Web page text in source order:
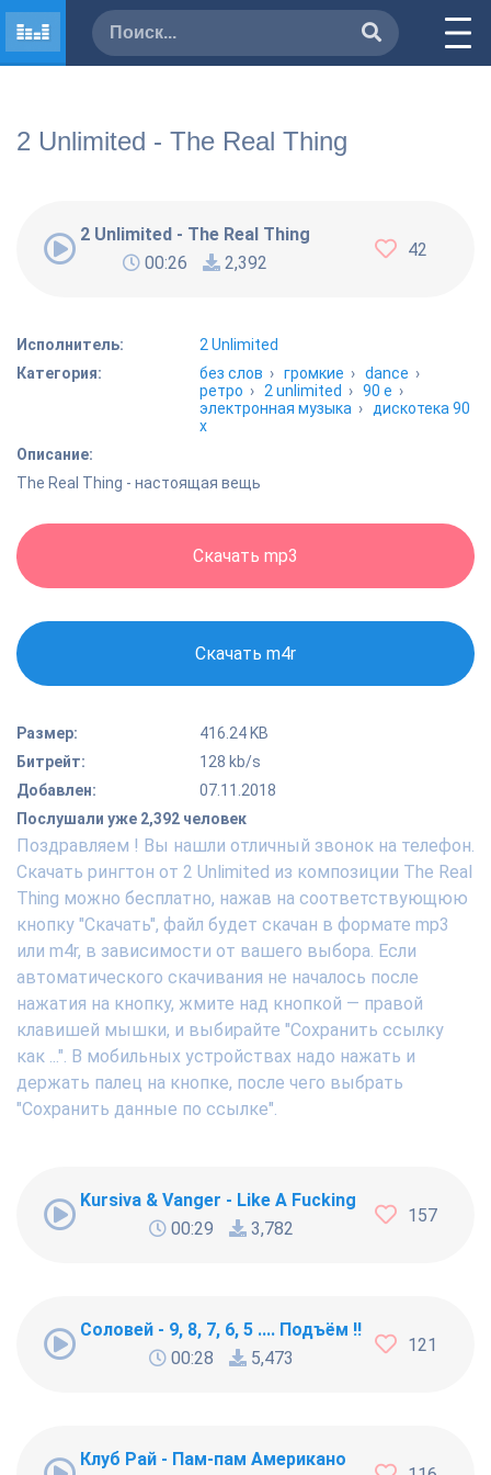
2 Unlimited - The Real Thing
2 Unlimited - The Real Thing
00:26
2,392
42
Исполнитель:
2 Unlimited
Категория:
без слов ›громкие ›dance ›
ретро › 2 unlimited ›90 е ›
электронная музыка › дискотека 90
х
Описание:
The Real Thing - настоящая вещь
Скачать mp3
Скачать m4r
Размер:
416.24 KB
Битрейт:
128 kb/s
Добавлен:
07.11.2018
Послушали уже 2,392 человек
Поздравляем ! Вы нашли отличный звонок на телефон.
Скачать рингтон от 2 Unlimited из композиции The Real
Thing можно бесплатно, нажав на соответствующюю
кнопку "Скачать", файл будет скачан в формате mp3
или m4r, в зависимости от вашего выбора. Если
автоматического скачивания не началось после
нажатия на кнопку, жмите над кнопкой — правой
клавишей мышки, и выбирайте "Сохранить ссылку
как ...". В мобильных устройствах надо нажать и
держать палец на кнопке, после чего выбрать
"Сохранить данные по ссылке".
Kursiva & Vanger - Like A Fucking Newbie
00:29
3,782
157
Соловей - 9, 8, 7, 6, 5 .... Подъём !!!
00:28
5,473
121
Клуб Рай - Пам-пам Американо